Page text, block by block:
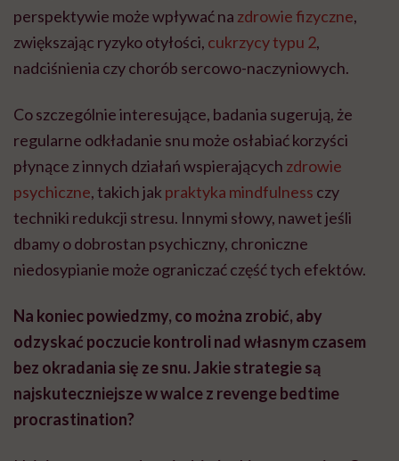
perspektywie może wpływać na zdrowie fizyczne,
zwiększając ryzyko otyłości, cukrzycy typu 2,
nadciśnienia czy chorób sercowo-naczyniowych.
Co szczególnie interesujące, badania sugerują, że
regularne odkładanie snu może osłabiać korzyści
płynące z innych działań wspierających zdrowie
psychiczne, takich jak praktyka mindfulness czy
techniki redukcji stresu. Innymi słowy, nawet jeśli
dbamy o dobrostan psychiczny, chroniczne
niedosypianie może ograniczać część tych efektów.
Na koniec powiedzmy, co można zrobić, aby
odzyskać poczucie kontroli nad własnym czasem
bez okradania się ze snu. Jakie strategie są
najskuteczniejsze w walce z revenge bedtime
procrastination?